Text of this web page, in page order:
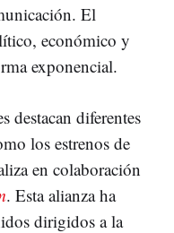
El
económico y
exponencial.
destacan diferentes
los estrenos de
en colaboración
. Esta alianza ha
dirigidos a la